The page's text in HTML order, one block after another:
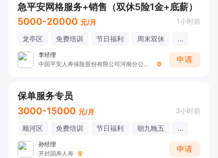
急平安网格服务+销售（双休5险1金+底薪）
5000-20000 元/月 1小时前
龙亭区 免费培训 节日福利 周末双休 ...
李经理
中国平安人寿保险股份有限公司河南分公司社区网格管理部
申请
保单服务专员
3000-15000 元/月 3小时前
顺河区 免费培训 节日福利 朝九晚五 ...
孙经理
开封国寿人寿
申请